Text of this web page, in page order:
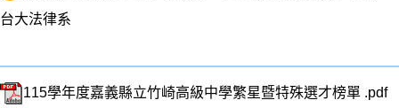
台大法律系
115學年度嘉義縣立竹崎高級中學繁星暨特殊選才榜單 .pdf